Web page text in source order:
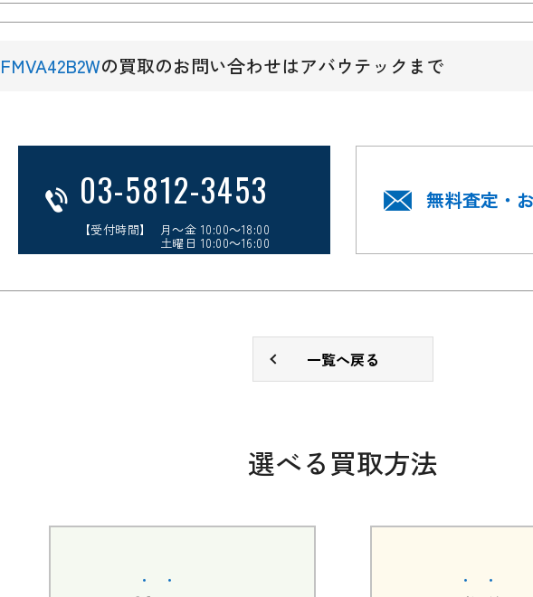
FMVA42B2Wの買取のお問い合わせはアバウテックまで
03-5812-3453
【受付時間】 月～金 10:00～18:00
土曜日 10:00～16:00
無料査定・
一覧へ戻る
選べる買取方法